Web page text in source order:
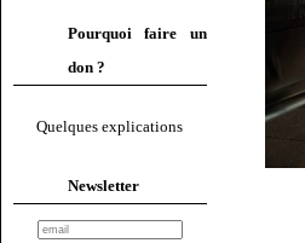
Pourquoi faire un
don ?
Quelques explications
Newsletter